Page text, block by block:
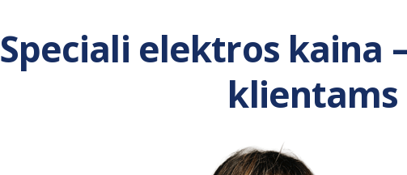
Speciali elektros kaina
klientams